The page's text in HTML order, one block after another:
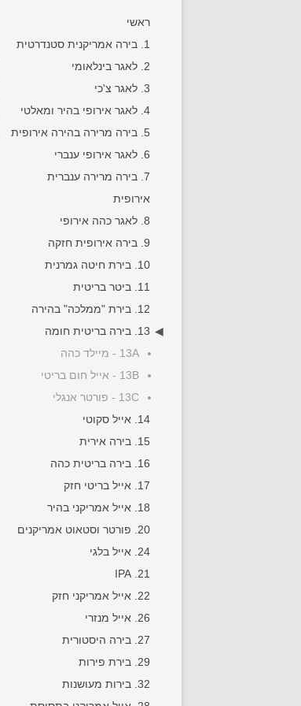
ראשי
1. בירה אמריקנית סטנדרטית
2. לאגר בינלאומי
3. לאגר צ'כי
4. לאגר אירופי בהיר ומאלטי
5. בירה מרירה בהירה אירופית
6. לאגר אירופי ענברי
7. בירה מרירה ענברית
אירופית
8. לאגר כהה אירופי
9. בירה אירופית חזקה
10. בירת חיטה גמרנית
11. ביטר בריטית
12. בירת "ממלכה" בהירה
13. בירה בריטית חומה
13A - מיילד כהה
13B - אייל חום בריטי
13C - פורטר אנגלי
14. אייל סקוטי
15. בירה אירית
16. בירה בריטית כהה
17. אייל בריטי חזק
18. אייל אמריקני בהיר
20. פורטר וסטאוט אמריקנים
24. אייל בלגי
21. IPA
22. אייל אמריקני חזק
26. אייל מנזרי
27. בירה היסטורית
29. בירת פירות
32. בירות מעושנות